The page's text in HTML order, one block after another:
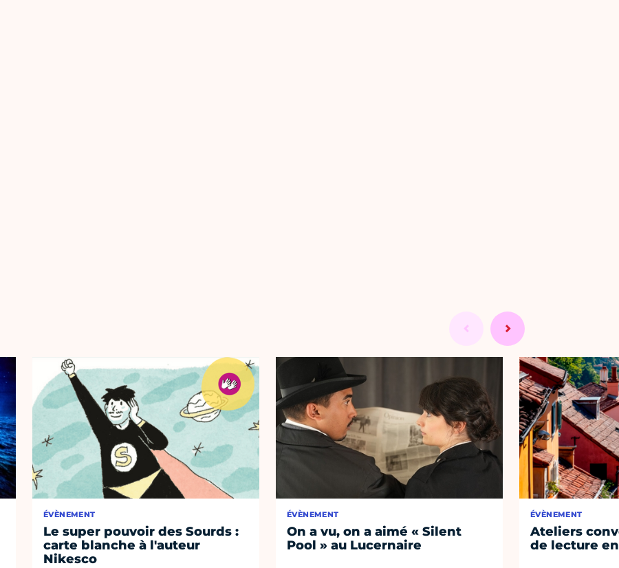
ÉVÈNEMENT
Le super pouvoir des Sourds :
carte blanche à l'auteur
Nikesco
ÉVÈNEMENT
On a vu, on a aimé « Silent
Pool » au Lucernaire
ÉVÈNEMENT
Ateliers
de lecture